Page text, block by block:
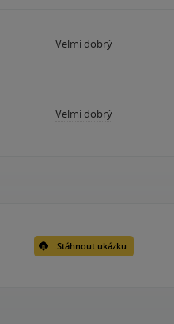
Velmi dobrý
Velmi dobrý
Stáhnout ukázku